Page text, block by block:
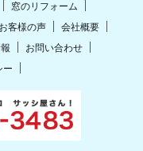
窓のリフォーム
客様の声 会社概要
お問い合わせ
ー